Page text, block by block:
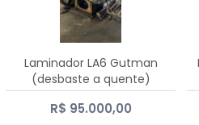
Laminador LA6 Gutman
(desbaste a quente)
R$ 95.000,00